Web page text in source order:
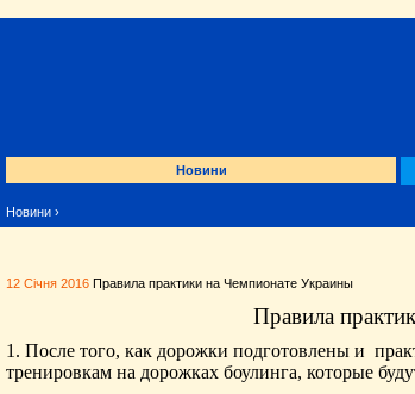
Новини
Новини ›
12 Січня 2016 Правила практики на Чемпионате Украины
Правила
1. После того, как дорожки подготовлены и
тренировкам на дорожках боулинга, которые